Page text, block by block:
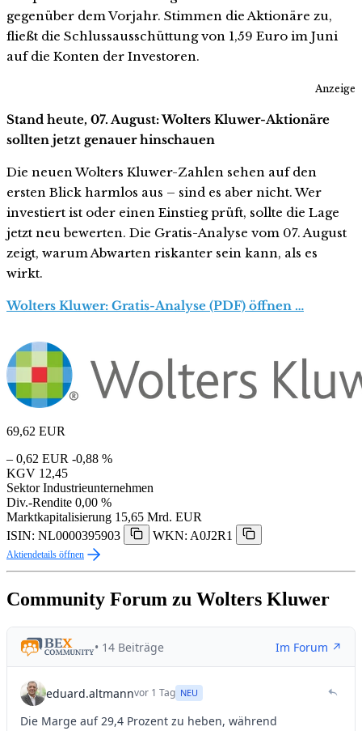
gegenüber dem Vorjahr. Stimmen die Aktionäre zu,
fließt die Schlussausschüttung von 1,59 Euro im Juni
auf die Konten der Investoren.
Anzeige
Stand heute, 07. August: Wolters Kluwer-Aktionäre
sollten jetzt genauer hinschauen
Die neuen Wolters Kluwer-Zahlen sehen auf den
ersten Blick harmlos aus – sind es aber nicht. Wer
investiert ist oder einen Einstieg prüft, sollte die Lage
jetzt neu bewerten. Die Gratis-Analyse vom 07. August
zeigt, warum Abwarten riskanter sein kann, als es
wirkt.
Wolters Kluwer: Gratis-Analyse (PDF) öffnen …
69,62 EUR
– 0,62 EUR -0,88 %
KGV 12,45
Sektor Industrieunternehmen
Div.-Rendite 0,00 %
Marktkapitalisierung 15,65 Mrd. EUR
ISIN: NL0000395903
WKN: A0J2R1
Aktiendetails öffnen
Community Forum zu Wolters Kluwer